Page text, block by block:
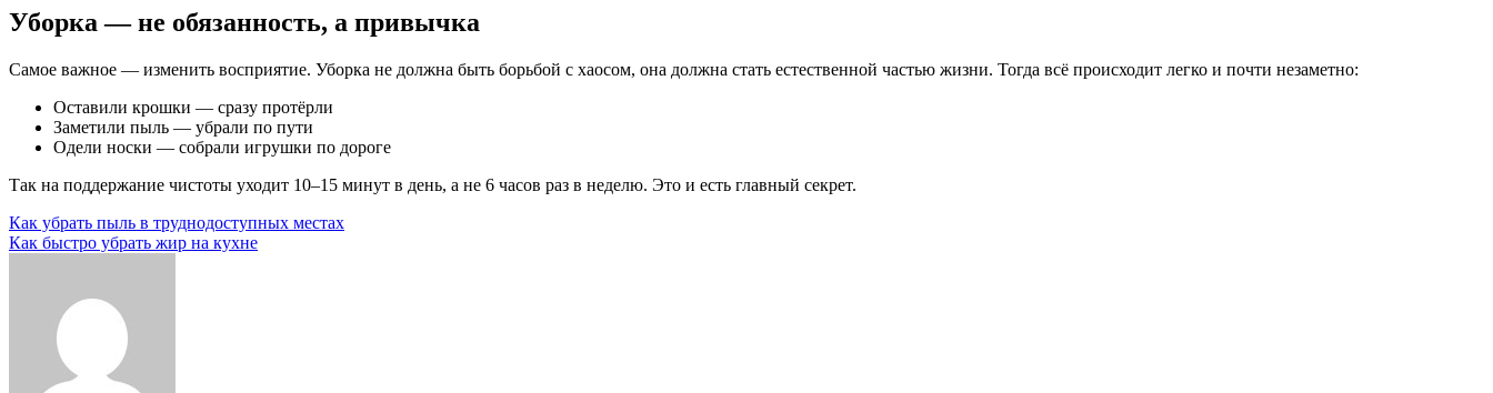
Уборка — не обязанность, а привычка
Самое важное — изменить восприятие. Уборка не должна быть борьбой с хаосом, она должна стать естественной частью жизни. Тогда всё происходит легко и почти незаметно:
Оставили крошки — сразу протёрли
Заметили пыль — убрали по пути
Одели носки — собрали игрушки по дороге
Так на поддержание чистоты уходит 10–15 минут в день, а не 6 часов раз в неделю. Это и есть главный секрет.
Навигация
по
Как убрать пыль в труднодоступных местах
Как быстро убрать жир на кухне